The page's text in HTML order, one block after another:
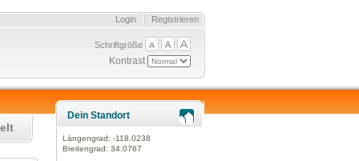
Registrieren
Login
Schriftgröße
Kontrast
Dein Standort
Längengrad: -118.0238
Breitengrad: 34.0767